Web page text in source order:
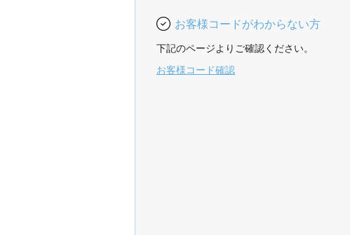
お客様コードがわからない方
下記のページよりご確認ください。
お客様コード確認